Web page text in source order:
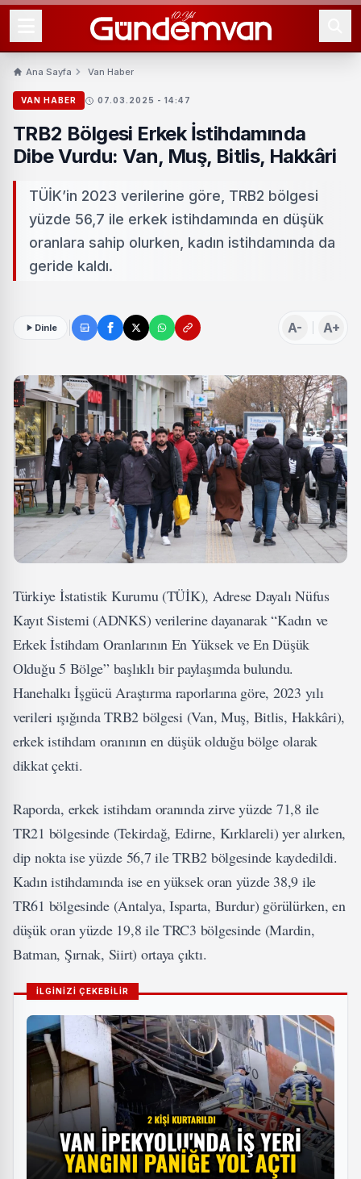
Ana Sayfa Van Haber
VAN HABER 07.03.2025 - 14:47
TRB2 Bölgesi Erkek İstihdamında
Dibe Vurdu: Van, Muş, Bitlis, Hakkâri
TÜİK’in 2023 verilerine göre, TRB2 bölgesi
yüzde 56,7 ile erkek istihdamında en düşük
oranlara sahip olurken, kadın istihdamında da
geride kaldı.
Dinle A- A+
Türkiye İstatistik Kurumu (TÜİK), Adrese Dayalı Nüfus
Kayıt Sistemi (ADNKS) verilerine dayanarak “Kadın ve
Erkek İstihdam Oranlarının En Yüksek ve En Düşük
Olduğu 5 Bölge” başlıklı bir paylaşımda bulundu.
Hanehalkı İşgücü Araştırma raporlarına göre, 2023 yılı
verileri ışığında TRB2 bölgesi (Van, Muş, Bitlis, Hakkâri),
erkek istihdam oranının en düşük olduğu bölge olarak
dikkat çekti.
Raporda, erkek istihdam oranında zirve yüzde 71,8 ile
TR21 bölgesinde (Tekirdağ, Edirne, Kırklareli) yer alırken,
dip nokta ise yüzde 56,7 ile TRB2 bölgesinde kaydedildi.
Kadın istihdamında ise en yüksek oran yüzde 38,9 ile
TR61 bölgesinde (Antalya, Isparta, Burdur) görülürken, en
düşük oran yüzde 19,8 ile TRC3 bölgesinde (Mardin,
Batman, Şırnak, Siirt) ortaya çıktı.
İLGİNİZİ ÇEKEBİLİR